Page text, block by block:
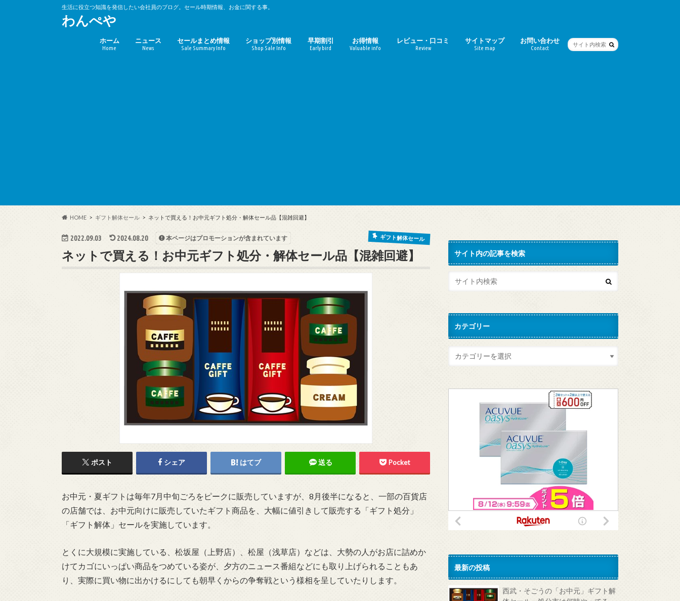
生活に役立つ知識を発信したい会社員のブログ。セール時期情報、お金に関する事。
わんぺや
ホーム
Home
ニュース
News
セールまとめ情報
Sale Summary Info
ショップ別情報
Shop Sale Info
早期割引
Early bird
お得情報
Valuable info
レビュー・口コミ
Review
サイトマップ
Site map
お問い合わせ
Contact
HOME ギフト解体セール ネットで買える！お中元ギフト処分・解体セール品【混雑回避】
2022.09.03 2024.08.20 ギフト解体セール
本ページはプロモーションが含まれています
ネットで買える！お中元ギフト処分・解体セール品【混雑回避】
ポスト シェア はてブ 送る Pocket
お中元・夏ギフトは毎年7月中旬ごろをピークに販売していますが、8月後半になると、一部の百貨店
の店舗では、お中元向けに販売していたギフト商品を、大幅に値引きして販売する「ギフト処分」
「ギフト解体」セールを実施しています。
とくに大規模に実施している、松坂屋（上野店）、松屋（浅草店）などは、大勢の人がお店に詰めか
けてカゴにいっぱい商品をつめている姿が、夕方のニュース番組などにも取り上げられることもあ
り、実際に買い物に出かけるにしても朝早くからの争奪戦という様相を呈していたりします。
サイト内の記事を検索
カテゴリー
最新の投稿
西武・そごうの「お中元」ギフト解